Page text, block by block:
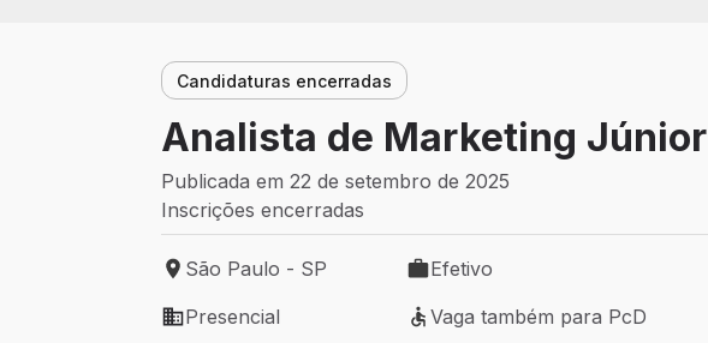
Candidaturas encerradas
Analista de Marketing Júnior
Publicada em 22 de setembro de 2025
Inscrições encerradas
Local de trabalho: São Paulo - SP
São Paulo - SP
Tipo de vaga: Efetivo
Efetivo
Modelo de trabalho: Presencial
Presencial
Vaga também para PcD
Vaga também para PcD